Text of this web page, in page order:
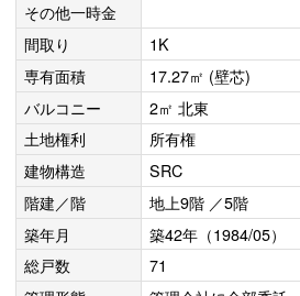
その他一時金
間取り
1K
専有面積
17.27㎡ (壁芯)
バルコニー
2㎡ 北東
土地権利
所有権
建物構造
SRC
階建／階
地上9階 ／5階
築年月
築42年（1984/05）
総戸数
71